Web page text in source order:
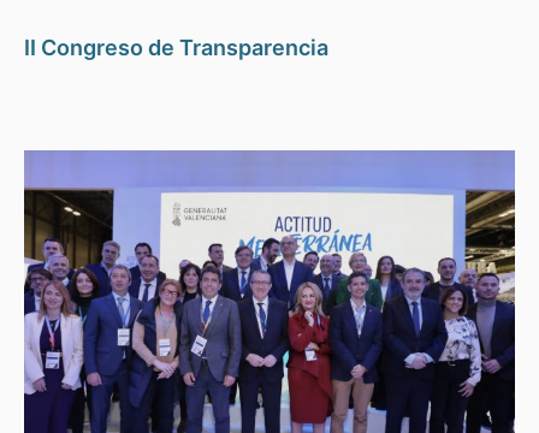
II Congreso de Transparencia